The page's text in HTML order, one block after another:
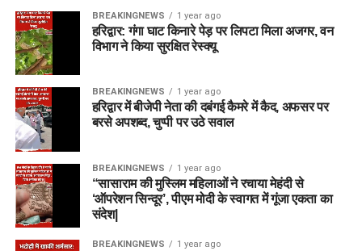
BREAKINGNEWS 1 year ago
हरिद्वार: गंगा घाट किनारे पेड़ पर लिपटा मिला अजगर, वन
विभाग ने किया सुरक्षित रेस्क्यू
BREAKINGNEWS 1 year ago
हरिद्वार में बीजेपी नेता की दबंगई कैमरे में कैद, अफसर पर
बरसे अपशब्द, चुप्पी पर उठे सवाल
BREAKINGNEWS 1 year ago
“सासाराम की मुस्लिम महिलाओं ने रचाया मेहंदी से
‘ऑपरेशन सिन्दूर’, पीएम मोदी के स्वागत में गूंजा एकता का
संदेश|
BREAKINGNEWS 1 year ago